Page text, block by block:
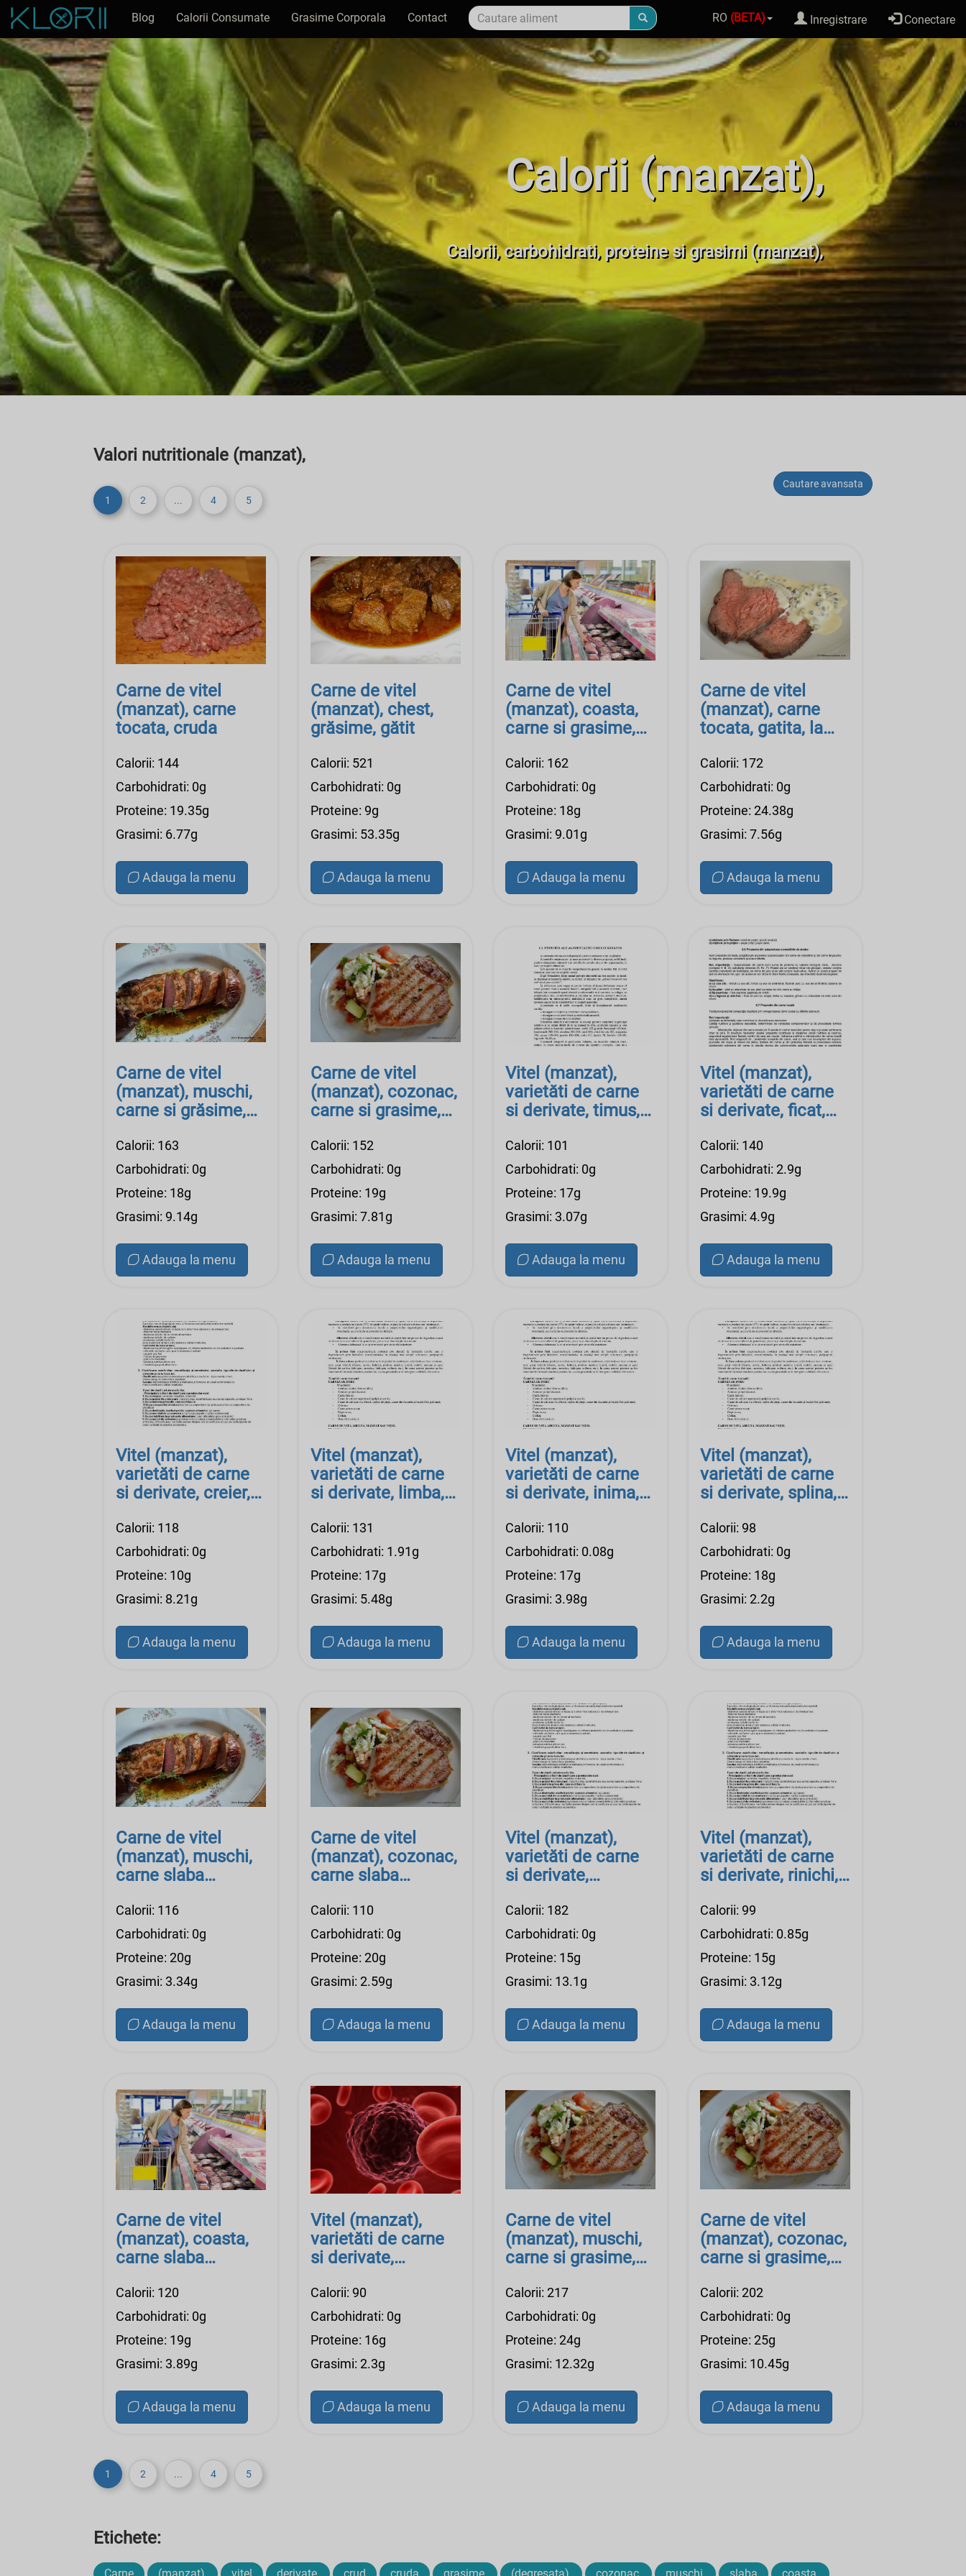
Blog Calorii Consumate Grasime Corporala Contact RO (BETA) Inregistrare Conectare
Calorii (manzat),
Calorii, carbohidrati, proteine si grasimi (manzat),
Valori nutritionale (manzat),
Cautare avansata
1
2 ... 4 5
Carne de vitel
(manzat), carne
tocata, cruda
Calorii: 144
Carbohidrati: 0g
Proteine: 19.35g
Grasimi: 6.77g
Adauga la menu
Carne de vitel
(manzat), chest,
grăsime, gătit
Calorii: 521
Carbohidrati: 0g
Proteine: 9g
Grasimi: 53.35g
Adauga la menu
Carne de vitel
(manzat), coasta,
carne si grasime,
Calorii: 162
Carbohidrati: 0g
Proteine: 18g
Grasimi: 9.01g
Adauga la menu
Carne de vitel
(manzat), carne
tocata, gatita, la
Calorii: 172
Carbohidrati: 0g
Proteine: 24.38g
Grasimi: 7.56g
Adauga la menu
Carne de vitel
(manzat), muschi,
carne si grăsime,
Calorii: 163
Carbohidrati: 0g
Proteine: 18g
Grasimi: 9.14g
Adauga la menu
Carne de vitel
(manzat), cozonac,
carne si grasime,
Calorii: 152
Carbohidrati: 0g
Proteine: 19g
Grasimi: 7.81g
Adauga la menu
Vitel (manzat),
varietăti de carne
si derivate, timus,
Calorii: 101
Carbohidrati: 0g
Proteine: 17g
Grasimi: 3.07g
Adauga la menu
Vitel (manzat),
varietăti de carne
si derivate, ficat,
Calorii: 140
Carbohidrati: 2.9g
Proteine: 19.9g
Grasimi: 4.9g
Adauga la menu
Vitel (manzat),
varietăti de carne
si derivate, creier,
Calorii: 118
Carbohidrati: 0g
Proteine: 10g
Grasimi: 8.21g
Adauga la menu
Vitel (manzat),
varietăti de carne
si derivate, limba,
Calorii: 131
Carbohidrati: 1.91g
Proteine: 17g
Grasimi: 5.48g
Adauga la menu
Vitel (manzat),
varietăti de carne
si derivate, inima,
Calorii: 110
Carbohidrati: 0.08g
Proteine: 17g
Grasimi: 3.98g
Adauga la menu
Vitel (manzat),
varietăti de carne
si derivate, splina,
Calorii: 98
Carbohidrati: 0g
Proteine: 18g
Grasimi: 2.2g
Adauga la menu
Carne de vitel
(manzat), muschi,
carne slaba
Calorii: 116
Carbohidrati: 0g
Proteine: 20g
Grasimi: 3.34g
Adauga la menu
Carne de vitel
(manzat), cozonac,
carne slaba
Calorii: 110
Carbohidrati: 0g
Proteine: 20g
Grasimi: 2.59g
Adauga la menu
Vitel (manzat),
varietăti de carne
si derivate,
Calorii: 182
Carbohidrati: 0g
Proteine: 15g
Grasimi: 13.1g
Adauga la menu
Vitel (manzat),
varietăti de carne
si derivate, rinichi,
Calorii: 99
Carbohidrati: 0.85g
Proteine: 15g
Grasimi: 3.12g
Adauga la menu
Carne de vitel
(manzat), coasta,
carne slaba
Calorii: 120
Carbohidrati: 0g
Proteine: 19g
Grasimi: 3.89g
Adauga la menu
Vitel (manzat),
varietăti de carne
si derivate,
Calorii: 90
Carbohidrati: 0g
Proteine: 16g
Grasimi: 2.3g
Adauga la menu
Carne de vitel
(manzat), muschi,
carne si grasime,
Calorii: 217
Carbohidrati: 0g
Proteine: 24g
Grasimi: 12.32g
Adauga la menu
Carne de vitel
(manzat), cozonac,
carne si grasime,
Calorii: 202
Carbohidrati: 0g
Proteine: 25g
Grasimi: 10.45g
Adauga la menu
1 2 ... 4 5
Etichete: